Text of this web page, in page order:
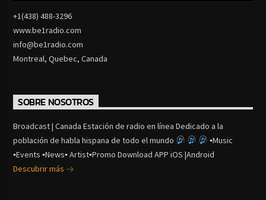
+1(438) 488-3296
www.be1radio.com
info@be1radio.com
Montreal, Quebec, Canada
SOBRE NOSOTROS
Broadcast | Canada Estación de radio en línea Dedicado a la
población de habla hispana de todo el mundo
▪Music
▪Events ▪News▪ Artist▪Promo Download APP iOS |Android
Descubrir más